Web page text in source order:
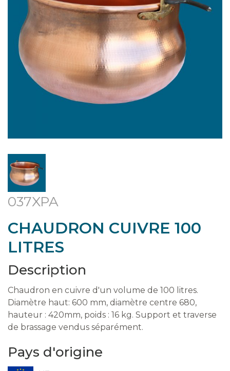
037XPA
CHAUDRON CUIVRE 100
LITRES
Description
Chaudron en cuivre d'un volume de 100 litres.
Diamètre haut: 600 mm, diamètre centre 680,
hauteur : 420mm, poids : 16 kg. Support et traverse
de brassage vendus séparément.
Pays d'origine